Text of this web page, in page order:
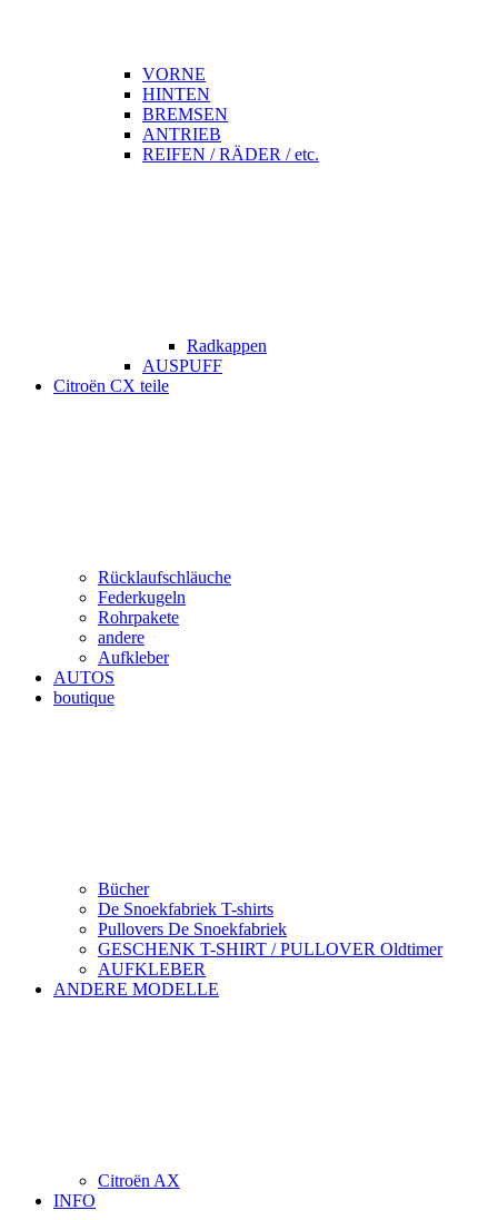
VORNE
HINTEN
BREMSEN
ANTRIEB
REIFEN / RÄDER / etc.
Radkappen
AUSPUFF
Citroën CX teile
Rücklaufschläuche
Federkugeln
Rohrpakete
andere
Aufkleber
AUTOS
boutique
Bücher
De Snoekfabriek T-shirts
Pullovers De Snoekfabriek
GESCHENK T-SHIRT / PULLOVER Oldtimer
AUFKLEBER
ANDERE MODELLE
Citroën AX
INFO